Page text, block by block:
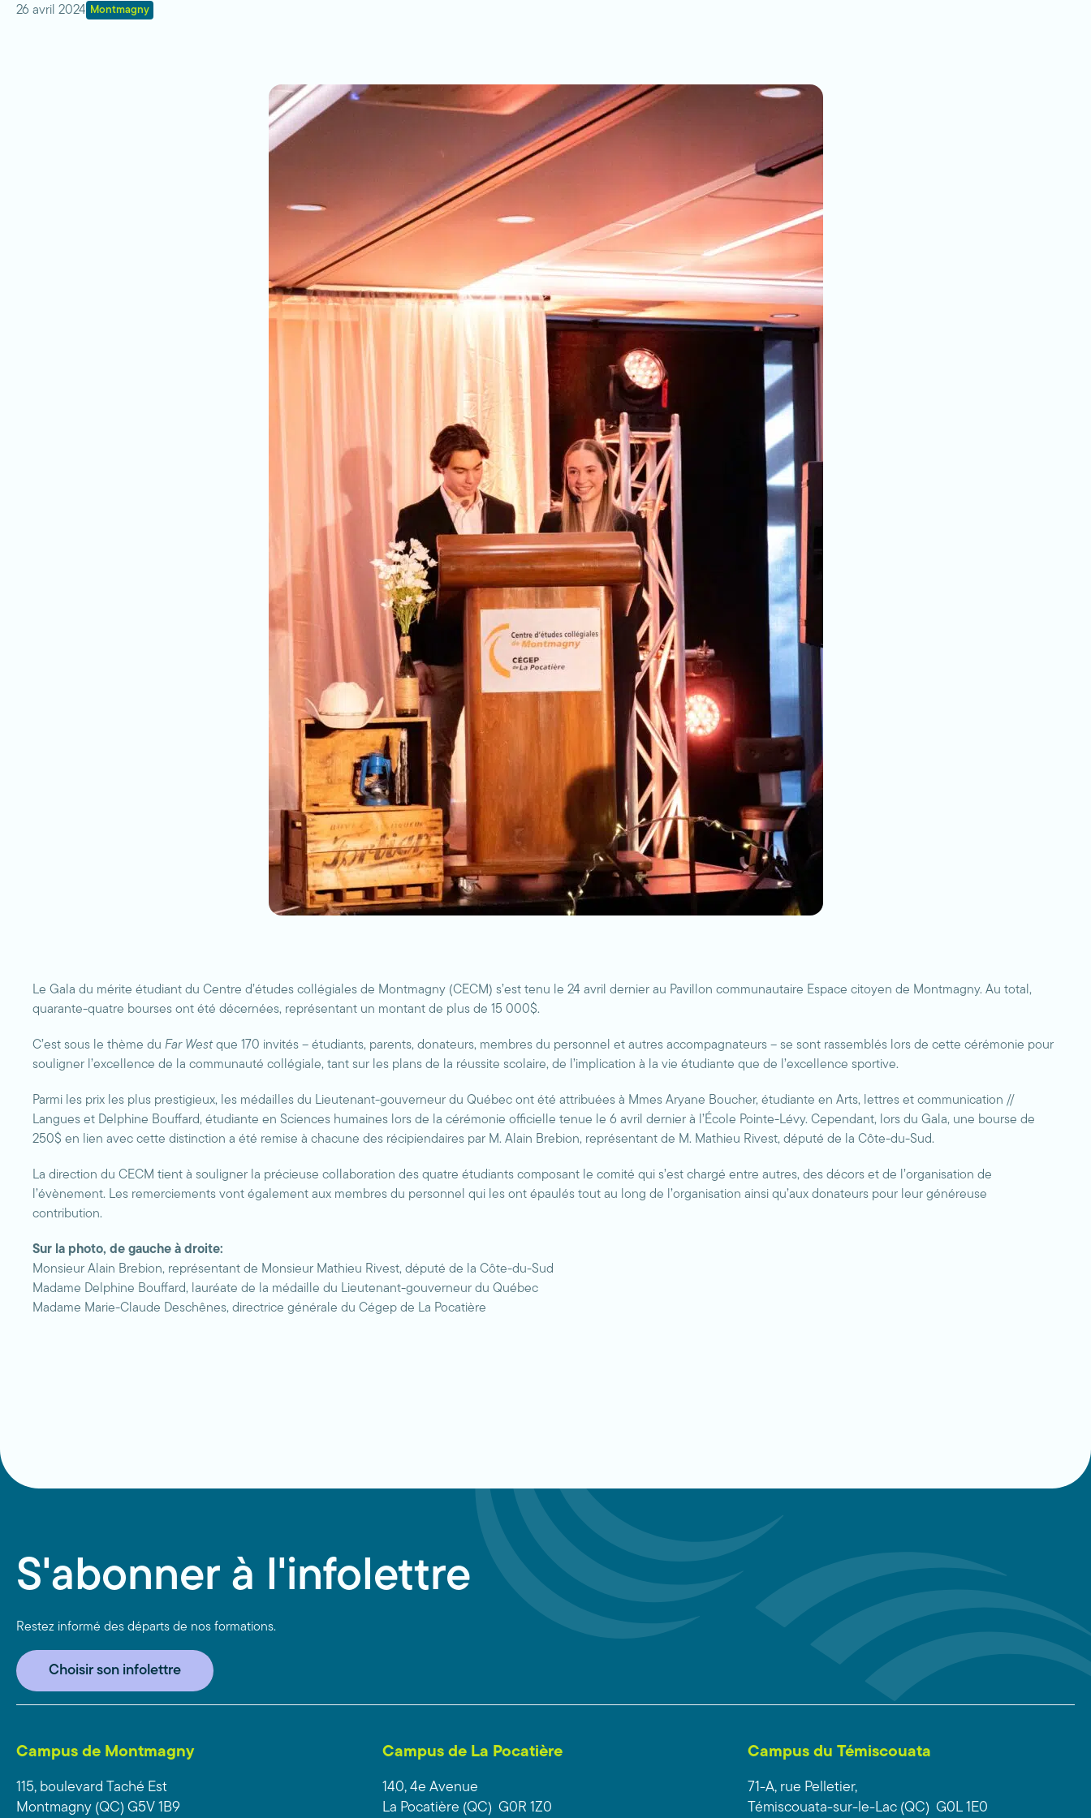
26 avril 2024 Montmagny
Le Gala du mérite étudiant du Centre d’études collégiales de Montmagny (CECM) s’est tenu le 24 avril dernier au Pavillon communautaire Espace citoyen de Montmagny. Au total,
quarante-quatre bourses ont été décernées, représentant un montant de plus de 15 000$.
C’est sous le thème du Far Westque 170 invités – étudiants, parents, donateurs, membres du personnel et autres accompagnateurs – se sont rassemblés lors de cette cérémonie pour
souligner l’excellence de la communauté collégiale, tant sur les plans de la réussite scolaire, de l’implication à la vie étudiante que de l’excellence sportive.
Parmi les prix les plus prestigieux, les médailles du Lieutenant-gouverneur du Québec ont été attribuées à Mmes Aryane Boucher, étudiante en Arts, lettres et communication //
Langues et Delphine Bouffard, étudiante en Sciences humaines lors de la cérémonie officielle tenue le 6 avril dernier à l’École Pointe-Lévy. Cependant, lors du Gala, une bourse de
250$ en lien avec cette distinction a été remise à chacune des récipiendaires par M. Alain Brebion, représentant de M. Mathieu Rivest, député de la Côte-du-Sud.
La direction du CECM tient à souligner la précieuse collaboration des quatre étudiants composant le comité qui s’est chargé entre autres, des décors et de l’organisation de
l’évènement. Les remerciements vont également aux membres du personnel qui les ont épaulés tout au long de l’organisation ainsi qu’aux donateurs pour leur généreuse
contribution.
Sur la photo, de gauche à droite:
Monsieur Alain Brebion, représentant de Monsieur Mathieu Rivest, député de la Côte-du-Sud
Madame Delphine Bouffard, lauréate de la médaille du Lieutenant-gouverneur du Québec
Madame Marie-Claude Deschênes, directrice générale du Cégep de La Pocatière
S'abonner à l'infolettre
Restez informé des départs de nos formations.
Choisir son infolettre
Campus de Montmagny
115, boulevard Taché Est
Montmagny (QC) G5V 1B9
Campus de La Pocatière
140, 4e Avenue
La Pocatière (QC) G0R 1Z0
Campus du Témiscouata
71-A, rue Pelletier,
Témiscouata-sur-le-Lac (QC) G0L 1E0